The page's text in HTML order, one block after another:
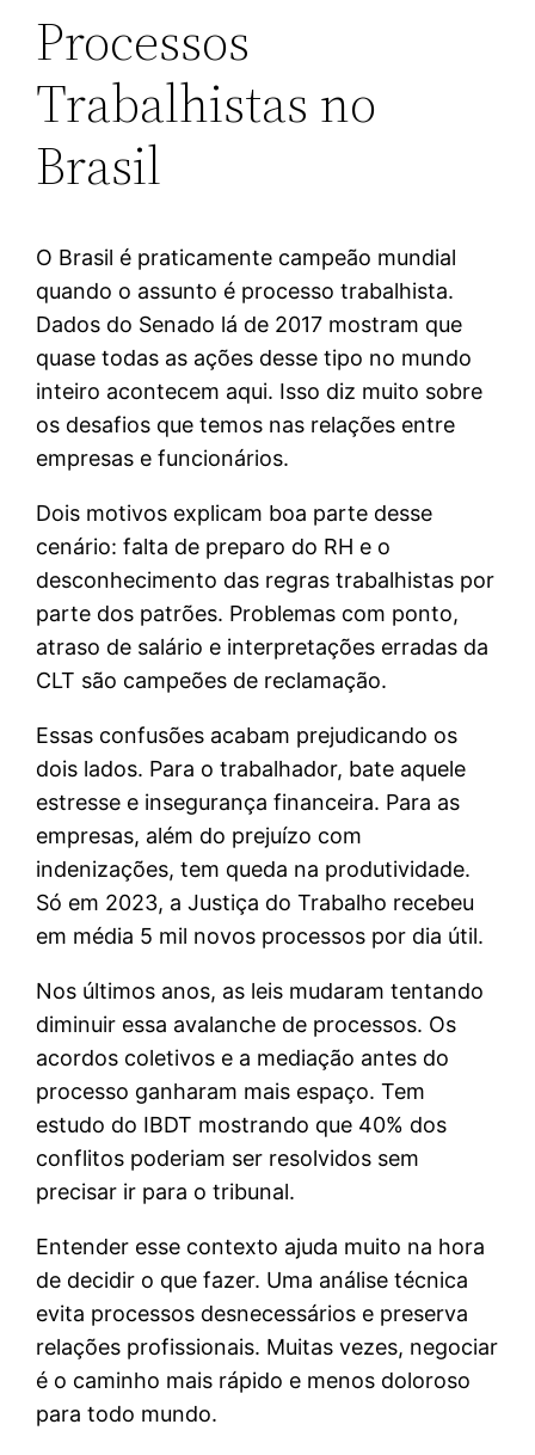
Processos
Trabalhistas no
Brasil
O Brasil é praticamente campeão mundial
quando o assunto é processo trabalhista.
Dados do Senado lá de 2017 mostram que
quase todas as ações desse tipo no mundo
inteiro acontecem aqui. Isso diz muito sobre
os desafios que temos nas relações entre
empresas e funcionários.
Dois motivos explicam boa parte desse
cenário: falta de preparo do RH e o
desconhecimento das regras trabalhistas por
parte dos patrões. Problemas com ponto,
atraso de salário e interpretações erradas da
CLT são campeões de reclamação.
Essas confusões acabam prejudicando os
dois lados. Para o trabalhador, bate aquele
estresse e insegurança financeira. Para as
empresas, além do prejuízo com
indenizações, tem queda na produtividade.
Só em 2023, a Justiça do Trabalho recebeu
em média 5 mil novos processos por dia útil.
Nos últimos anos, as leis mudaram tentando
diminuir essa avalanche de processos. Os
acordos coletivos e a mediação antes do
processo ganharam mais espaço. Tem
estudo do IBDT mostrando que 40% dos
conflitos poderiam ser resolvidos sem
precisar ir para o tribunal.
Entender esse contexto ajuda muito na hora
de decidir o que fazer. Uma análise técnica
evita processos desnecessários e preserva
relações profissionais. Muitas vezes, negociar
é o caminho mais rápido e menos doloroso
para todo mundo.